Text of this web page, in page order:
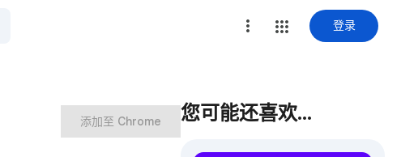
登录
添加至 Chrome 您可能还喜欢…